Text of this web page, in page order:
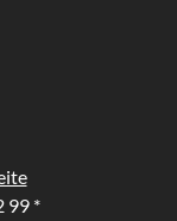
99 *